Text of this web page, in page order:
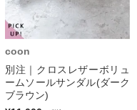
coon
別注｜クロスレザーボリュ
ームソールサンダル(ダーク
ブラウン)